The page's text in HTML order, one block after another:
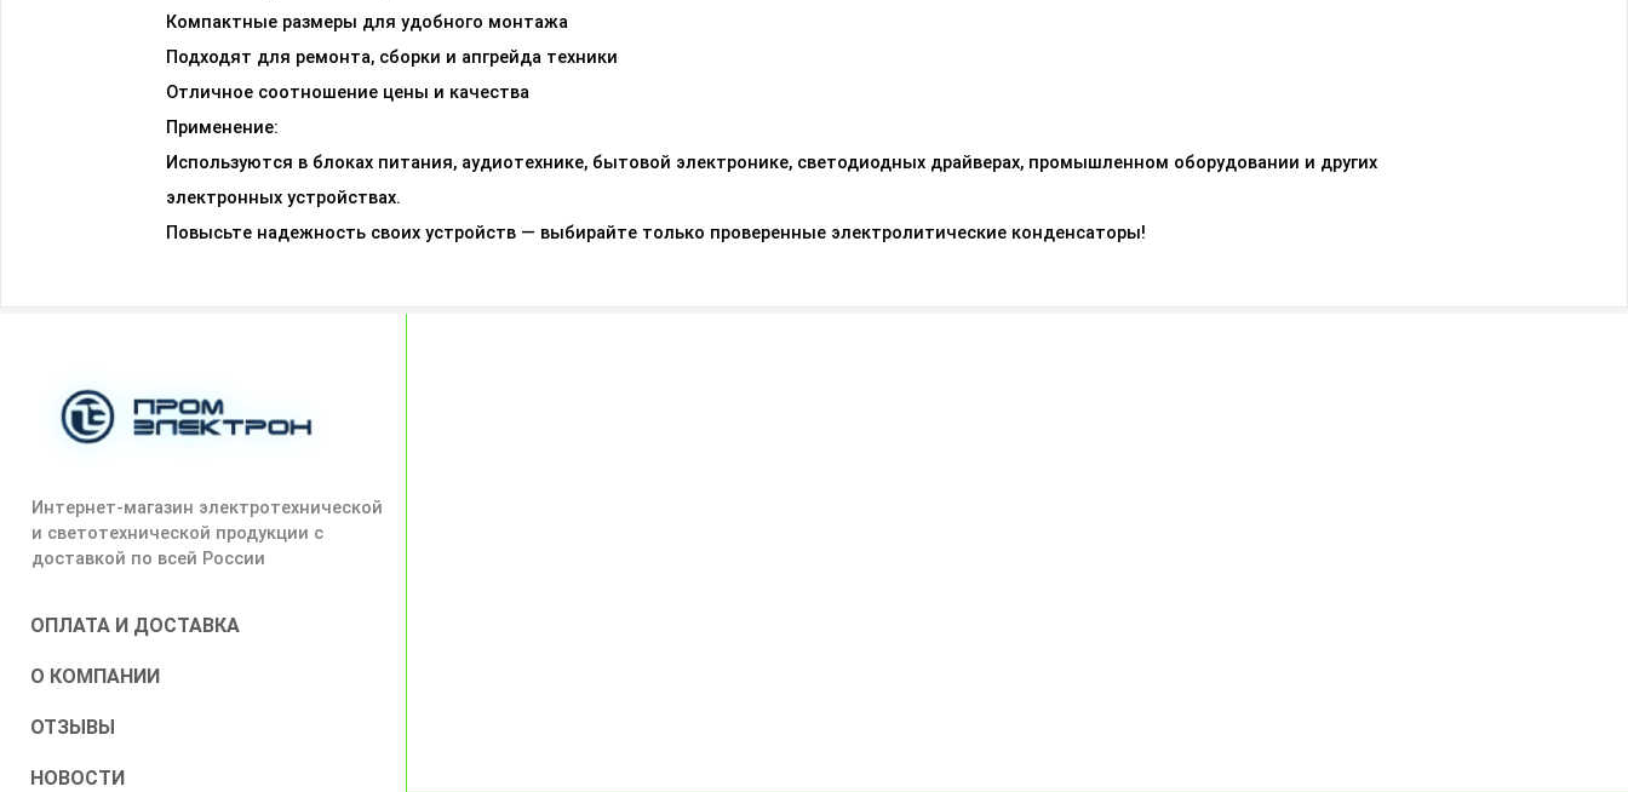
Компактные размеры для удобного монтажа
Подходят для ремонта, сборки и апгрейда техники
Отличное соотношение цены и качества
Применение:
Используются в блоках питания, аудиотехнике, бытовой электронике, светодиодных драйверах, промышленном оборудовании и других
электронных устройствах.
Повысьте надежность своих устройств — выбирайте только проверенные электролитические конденсаторы!
Интернет-магазин электротехнической
и светотехнической продукции с
доставкой по всей России
ОПЛАТА И ДОСТАВКА
О КОМПАНИИ
ОТЗЫВЫ
НОВОСТИ